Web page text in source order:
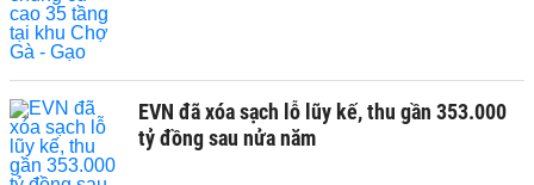
EVN đã xóa sạch lỗ lũy kế, thu gần 353.000
tỷ đồng sau nửa năm